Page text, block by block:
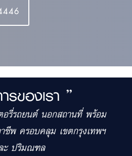
รของเรา ”
อรี่รถยนต์ นอกสถานที่ พร้อม
ชีพ ครอบคลุม เขตกรุงเทพฯ
ะ ปริมณฑล